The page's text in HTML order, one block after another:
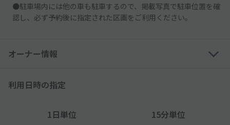
●駐車場内には他の車も駐車するので、掲載写真で駐車位置を確
認し、必ず予約後に指定された区画をご利用ください。
オーナー情報
利用日時の指定
1日単位 15分単位